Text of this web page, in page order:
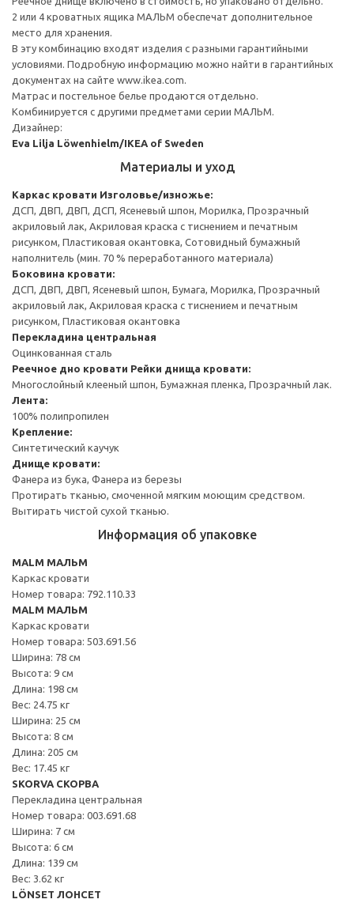
2 или 4 кроватных ящика МАЛЬМ обеспечат дополнительное
место для хранения.
В эту комбинацию входят изделия с разными гарантийными
условиями. Подробную информацию можно найти в гарантийных
документах на сайте www.ikea.com.
Матрас и постельное белье продаются отдельно.
Комбинируется с другими предметами серии МАЛЬМ.
Дизайнер:
Eva Lilja Löwenhielm/IKEA of Sweden
Материалы и уход
Каркас кровати Изголовье/изножье:
ДСП, ДВП, ДВП, ДСП, Ясеневый шпон, Морилка, Прозрачный
акриловый лак, Акриловая краска с тиснением и печатным
рисунком, Пластиковая окантовка, Сотовидный бумажный
наполнитель (мин. 70 % переработанного материала)
Боковина кровати:
ДСП, ДВП, ДВП, Ясеневый шпон, Бумага, Морилка, Прозрачный
акриловый лак, Акриловая краска с тиснением и печатным
рисунком, Пластиковая окантовка
Перекладина центральная
Оцинкованная сталь
Реечное дно кровати Рейки днища кровати:
Многослойный клееный шпон, Бумажная пленка, Прозрачный лак.
Лента:
100% полипропилен
Крепление:
Синтетический каучук
Днище кровати:
Фанера из бука, Фанера из березы
Протирать тканью, смоченной мягким моющим средством.
Вытирать чистой сухой тканью.
Информация об упаковке
MALM МАЛЬМ
Каркас кровати
Номер товара: 792.110.33
MALM МАЛЬМ
Каркас кровати
Номер товара: 503.691.56
Ширина: 78 см
Высота: 9 см
Длина: 198 см
Вес: 24.75 кг
Ширина: 25 см
Высота: 8 см
Длина: 205 см
Вес: 17.45 кг
SKORVA СКОРВА
Перекладина центральная
Номер товара: 003.691.68
Ширина: 7 см
Высота: 6 см
Длина: 139 см
Вес: 3.62 кг
LÖNSET ЛОНСЕТ